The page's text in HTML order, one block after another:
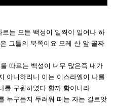
는 모든 백성이 일찍이 일어나 하
그들의 북쪽이요 모레 산 앞 골짜
따르는 백성이 너무 많은즉 내가
아니하리니 이는 이스라엘이 나를
를 구원하였다 할까 함이니라
누구든지 두려워 떠는 자는 길르앗